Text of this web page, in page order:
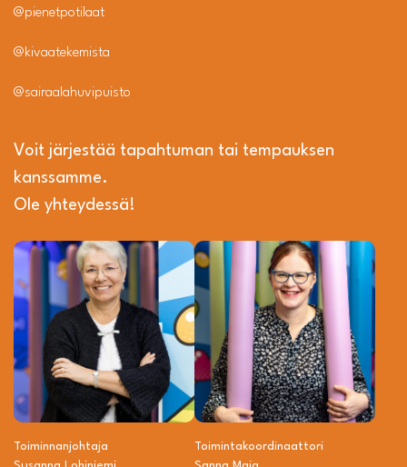
@pienetpotilaat
@kivaatekemista
@sairaalahuvipuisto
Voit järjestää tapahtuman tai tempauksen
kanssamme.
Ole yhteydessä!
Toiminnanjohtaja
Toiminta­­koordinaattori